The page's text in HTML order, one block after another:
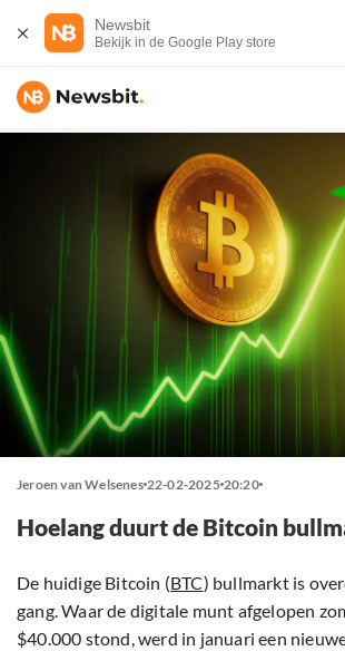
Newsbit
Bekijk in de Google Play store
Jeroen van Welsenes 22-02-2025 20:20
Hoelang duurt de Bitcoin
De huidige Bitcoin (BTC) bullmarkt is
gang. Waar de digitale munt afgelopen
$40.000 stond, werd in januari een